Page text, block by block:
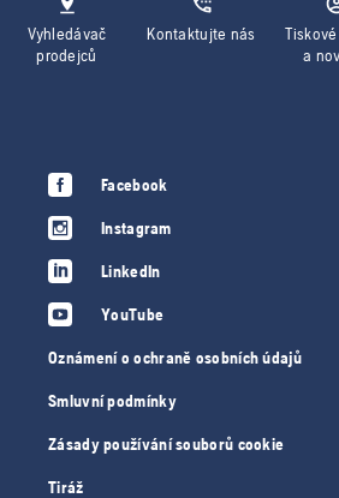
Vyhledávač
prodejců
Kontaktujte nás
a
Facebook
Instagram
LinkedIn
YouTube
Oznámení o ochraně osobních údajů
Smluvní podmínky
Zásady používání souborů cookie
Tiráž